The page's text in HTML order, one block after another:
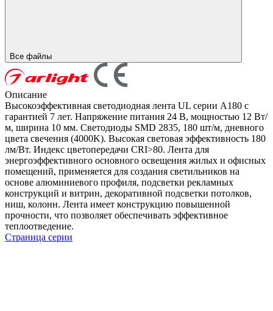
Все файлы
Описание
Высокоэффективная светодиодная лента UL серии A180 с
гарантией 7 лет. Напряжение питания 24 В, мощностью 12 Вт/
м, ширина 10 мм. Светодиоды SMD 2835, 180 шт/м, дневного
цвета свечения (4000K). Высокая световая эффективность 180
лм/Вт. Индекс цветопередачи CRI>80. Лента для
энергоэффективного основного освещения жилых и офисных
помещений, применяется для создания светильников на
основе алюминиевого профиля, подсветки рекламных
конструкций и витрин, декоративной подсветки потолков,
ниш, колонн. Лента имеет конструкцию повышенной
прочности, что позволяет обеспечивать эффективное
теплоотведение.
Страница серии